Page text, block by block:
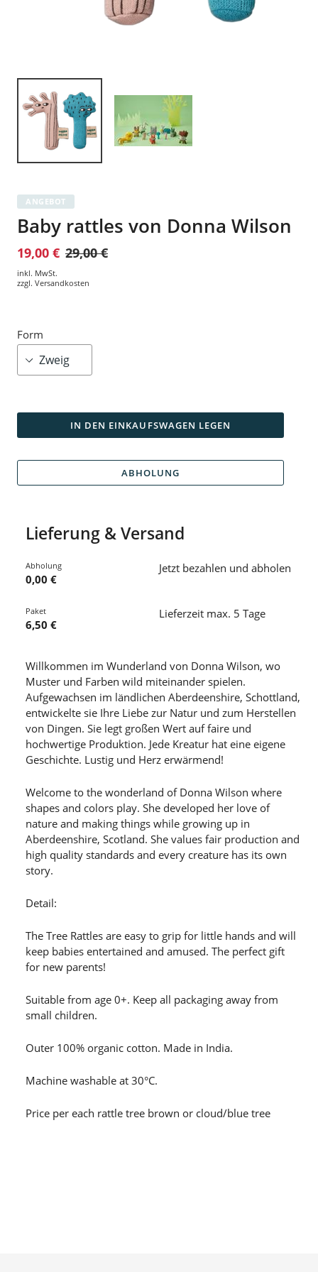
ANGEBOT
Baby rattles von Donna Wilson
19,00 € 29,00 €
inkl. MwSt.
zzgl. Versandkosten
Form
IN DEN EINKAUFSWAGEN LEGEN
ABHOLUNG
Lieferung & Versand
Abholung
0,00 €
Jetzt bezahlen und abholen
Paket
6,50 €
Lieferzeit max. 5 Tage
Willkommen im Wunderland von Donna Wilson, wo
Muster und Farben wild miteinander spielen.
Aufgewachsen im ländlichen Aberdeenshire, Schottland,
entwickelte sie Ihre Liebe zur Natur und zum Herstellen
von Dingen. Sie legt großen Wert auf faire und
hochwertige Produktion. Jede Kreatur hat eine eigene
Geschichte. Lustig und Herz erwärmend!
Welcome to the wonderland of Donna Wilson where
shapes and colors play. She developed her love of
nature and making things while growing up in
Aberdeenshire, Scotland. She values fair production and
high quality standards and every creature has its own
story.
Detail:
The Tree Rattles are easy to grip for little hands and will
keep babies entertained and amused. The perfect gift
for new parents!
Suitable from age 0+. Keep all packaging away from
small children.
Outer 100% organic cotton. Made in India.
Machine washable at 30°C.
Price per each rattle tree brown or cloud/blue tree